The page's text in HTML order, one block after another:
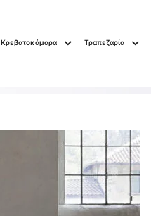
Κρεβατοκάμαρα Τραπεζαρία